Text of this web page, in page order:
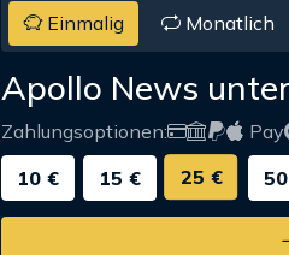
Einmalig Monatlich
Apollo News
Zahlungsoptionen: Pay
10 €
15 € 25 €